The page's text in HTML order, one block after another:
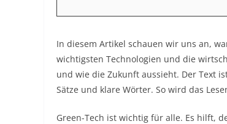
In diesem Artikel schauen wir uns an,
wichtigsten Technologien und die
und wie die Zukunft aussieht. Der Text
Sätze und klare Wörter. So wird das
Green-Tech ist wichtig für alle. Es hilft,